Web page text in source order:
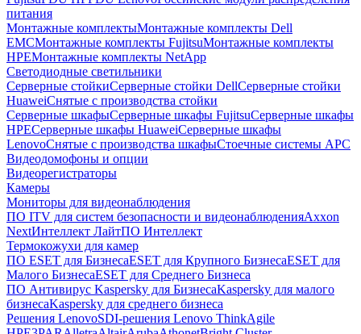
питания
Монтажные комплектыМонтажные комплекты Dell
EMCМонтажные комплекты FujitsuМонтажные комплекты
HPEМонтажные комплекты NetApp
Светодиодные светильники
Серверные стойкиСерверные стойки DellСерверные стойки
HuaweiСнятые с производства стойки
Серверные шкафыСерверные шкафы FujitsuСерверные шкафы
HPEСерверные шкафы HuaweiСерверные шкафы
LenovoСнятые с производства шкафыСтоечные системы APC
Видеодомофоны и опции
Видеорегистраторы
Камеры
Мониторы для видеонаблюдения
ПО ITV для систем безопасности и видеонаблюденияAxxon
NextИнтеллект ЛайтПО Интеллект
Термокожухи для камер
ПО ESET для БизнесаESET для Крупного БизнесаESET для
Малого БизнесаESET для Среднего Бизнеса
ПО Антивирус Kaspersky для БизнесаKaspersky для малого
бизнесаKaspersky для среднего бизнеса
Решения LenovoSDI-решения Lenovo ThinkAgile